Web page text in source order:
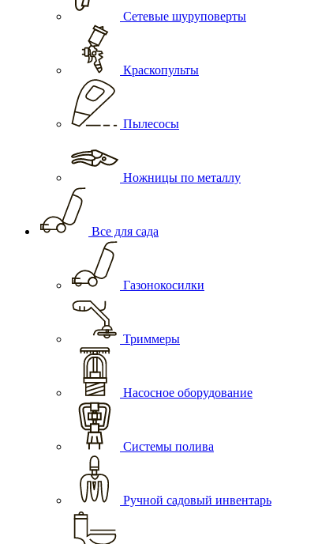
Сетевые шуруповерты
Краскопульты
Пылесосы
Ножницы по металлу
Все для сада
Газонокосилки
Триммеры
Насосное оборудование
Системы полива
Ручной садовый инвентарь